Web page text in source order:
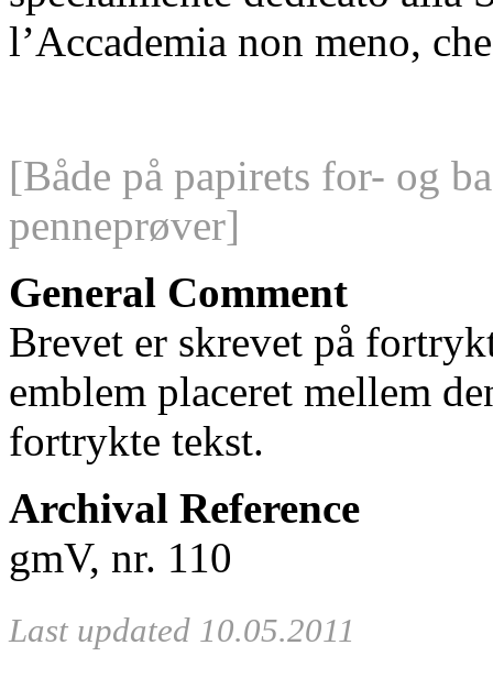
l’Accademia non meno,
[Både på papirets for- og
penneprøver]
General Comment
Brevet er skrevet på
emblem placeret mellem
fortrykte tekst.
Archival Reference
gmV, nr. 110
Last updated 10.05.2011